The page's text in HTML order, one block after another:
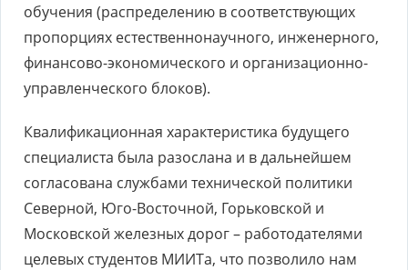
обучения (распределению в соответствующих
пропорциях естественнонаучного, инженерного,
финансово-экономического и организационно-
управленческого блоков).
Квалификационная характеристика будущего
специалиста была разослана и в дальнейшем
согласована службами технической политики
Северной, Юго-Восточной, Горьковской и
Московской железных дорог – работодателями
целевых студентов МИИТа, что позволило нам